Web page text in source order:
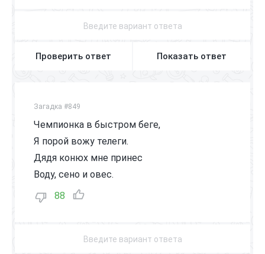
Проверить ответ Показать ответ
Загадка #849
Чемпионка в быстром беге,
Я порой вожу телеги.
Дядя конюх мне принес
Воду, сено и овес.
88